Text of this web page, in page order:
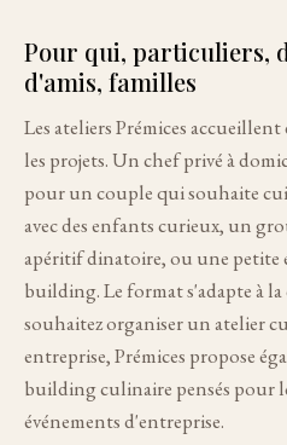
Pour qui, particuliers,
d'amis, familles
Les ateliers Prémices
les projets. Un chef privé à
pour un couple qui souhaite
avec des enfants curieux, un
apéritif dinatoire, ou une petite
building. Le format s'adapte à
souhaitez organiser un atelier
entreprise, Prémices propose
building culinaire pensés pour
événements d'entreprise.